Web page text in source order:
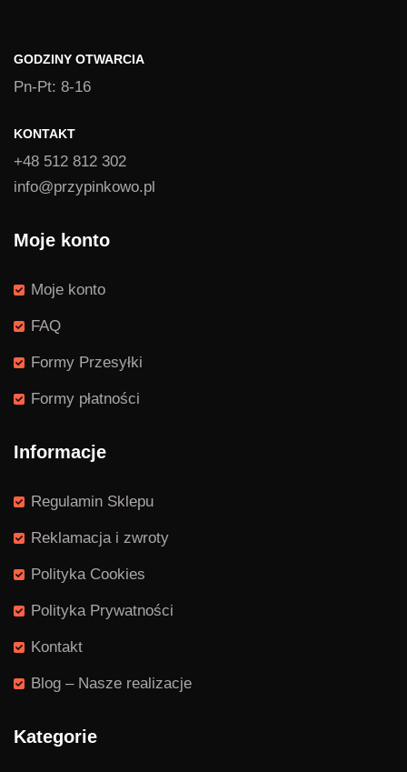
GODZINY OTWARCIA
Pn-Pt: 8-16
KONTAKT
+48 512 812 302
info@przypinkowo.pl
Moje konto
Moje konto
FAQ
Formy Przesyłki
Formy płatności
Informacje
Regulamin Sklepu
Reklamacja i zwroty
Polityka Cookies
Polityka Prywatności
Kontakt
Blog – Nasze realizacje
Kategorie